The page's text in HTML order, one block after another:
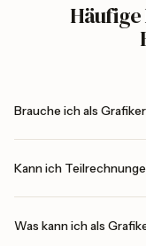
Brauche ich als
Kann ich
Was kann ich als